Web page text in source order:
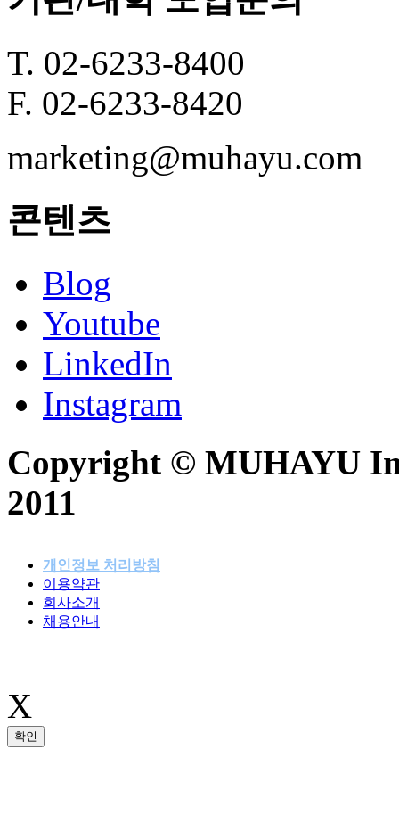
T. 02-6233-8400
F. 02-6233-8420
marketing@muhayu.com
콘텐츠
Blog
Youtube
LinkedIn
Instagram
Copyright © MUHAYU
2011
개인정보 처리방침
이용약관
회사소개
채용안내
X
확인